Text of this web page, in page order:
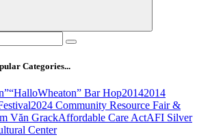
Categories...
“HalloWheaton” Bar Hop20142014
2024 Community Resource Fair &
Văn GrackAffordable Care ActAFI Silver
Center